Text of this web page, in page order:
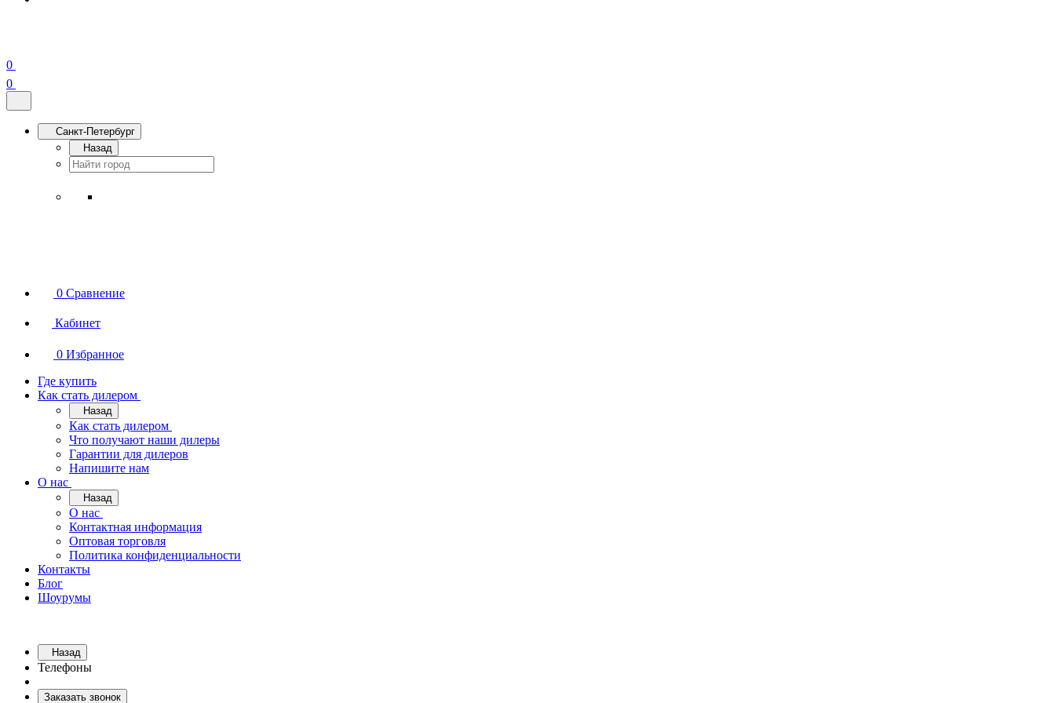
0
0
Санкт-Петербург
Назад
0 Сравнение
Кабинет
0 Избранное
Где купить
Как стать дилером
Назад
Как стать дилером
Что получают наши дилеры
Гарантии для дилеров
Напишите нам
О нас
Назад
О нас
Контактная информация
Оптовая торговля
Политика конфиденциальности
Контакты
Блог
Шоурумы
Назад
Телефоны
Заказать звонок